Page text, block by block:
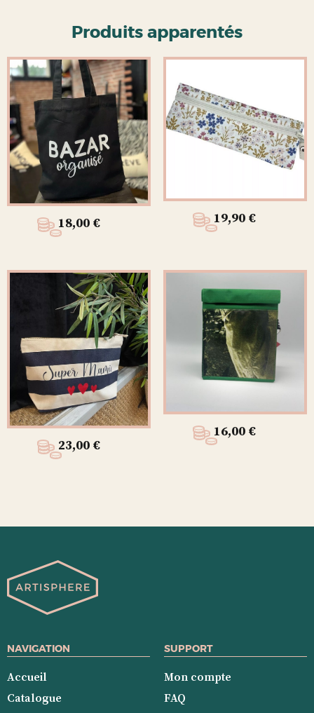
Produits apparentés
18,00 € 19,90 €
23,00 €
16,00 €
NAVIGATION
Accueil
Catalogue
SUPPORT
Mon compte
FAQ